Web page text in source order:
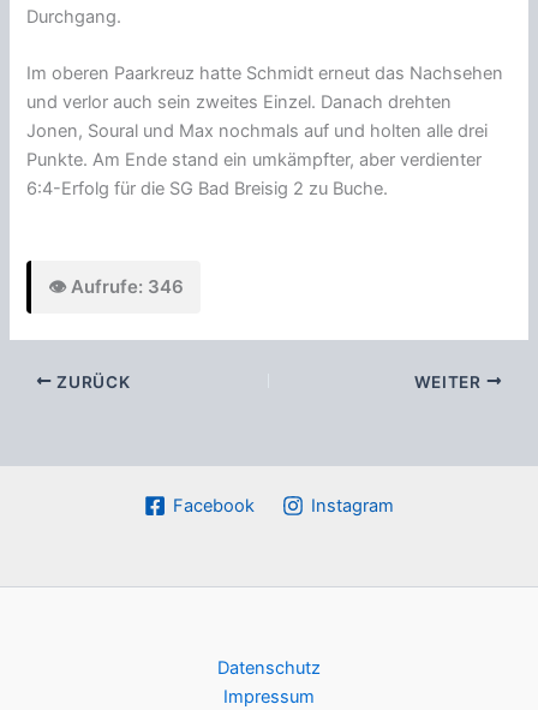
Durchgang.
Im oberen Paarkreuz hatte Schmidt erneut das Nachsehen
und verlor auch sein zweites Einzel. Danach drehten
Jonen, Soural und Max nochmals auf und holten alle drei
Punkte. Am Ende stand ein umkämpfter, aber verdienter
6:4-Erfolg für die SG Bad Breisig 2 zu Buche.
👁️ Aufrufe: 346
ZURÜCK WEITER
Facebook Instagram
Datenschutz
Impressum